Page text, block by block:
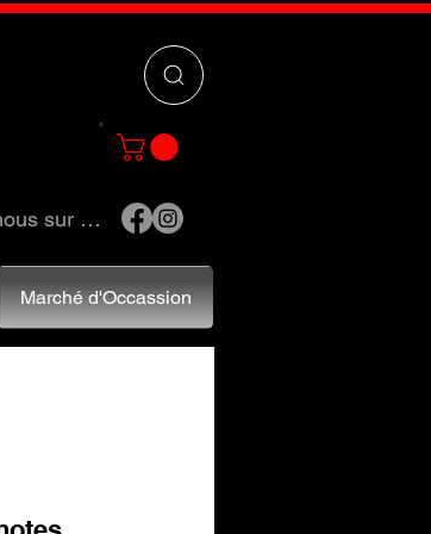
sur …
Marché d'Occassion